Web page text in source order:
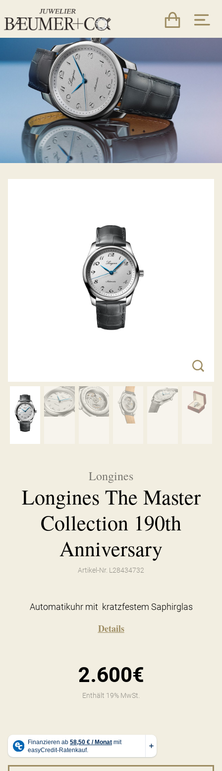
Longines
Longines The Master
Collection 190th
Anniversary
Artikel-Nr. L28434732
Automatikuhr mit kratzfestem Saphirglas
Details
2.600€
Enthält 19% MwSt.